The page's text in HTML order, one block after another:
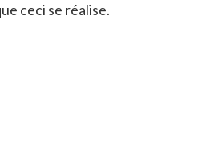
ceci se réalise.